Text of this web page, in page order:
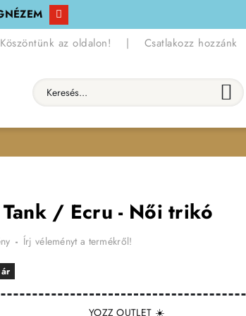
Köszöntünk az oldalon! | Csatlakozz hozzánk
Keresés...
Tank / Ecru - Női trikó
YOZZ OUTLET ☀️
- Írj véleményt a termékről!